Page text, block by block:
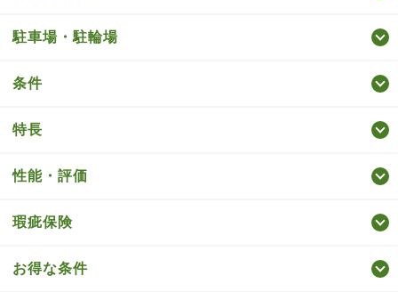
駐車場・駐輪場
条件
特長
性能・評価
瑕疵保険
お得な条件